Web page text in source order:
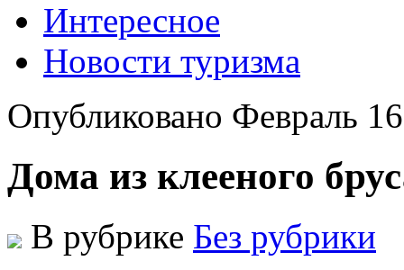
Интересное
Новости туризма
Опубликовано Февраль
Дома из клееного
В рубрике Без рубрики